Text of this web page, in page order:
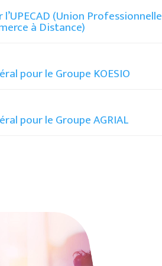
(Union Professionnelle
à Distance)
pour le Groupe KOESIO
pour le Groupe AGRIAL